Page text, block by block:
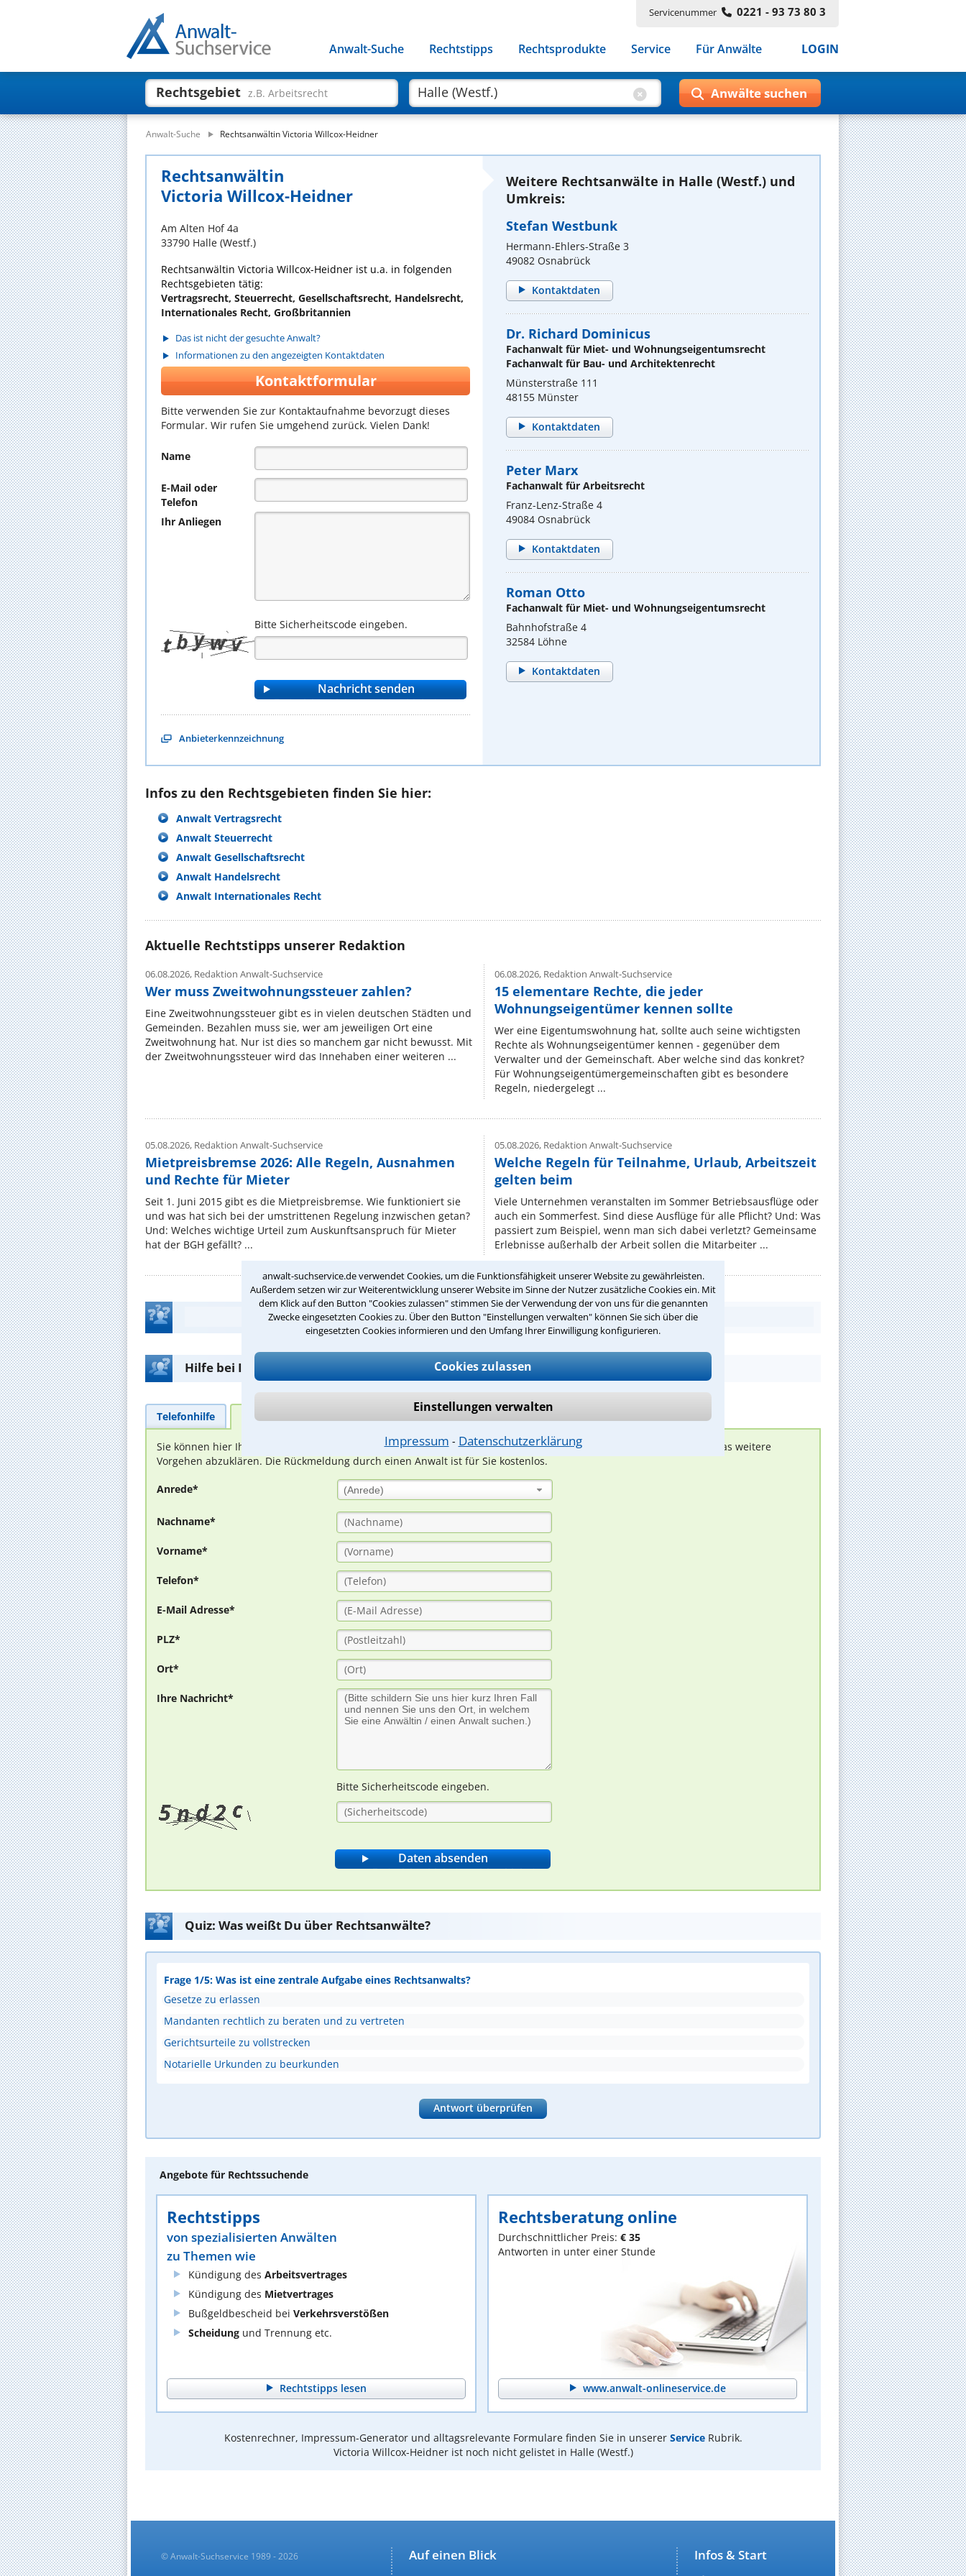
anwalt-suchservice.de verwendet Cookies, um die Funktionsfähigkeit unserer Website zu gewährleisten.
Außerdem setzen wir zur Weiterentwicklung unserer Website im Sinne der Nutzer zusätzliche Cookies ein. Mit
dem Klick auf den Button "Cookies zulassen" stimmen Sie der Verwendung der von uns für die genannten
Zwecke eingesetzten Cookies zu. Über den Button "Einstellungen verwalten" können Sie sich über die
eingesetzten Cookies informieren und den Umfang Ihrer Einwilligung konfigurieren.
Cookies zulassen
Einstellungen verwalten
Impressum ⁃ Datenschutzerklärung
Servicenummer 0221 - 93 73 80 3
Anwalt-Suche Rechtstipps Rechtsprodukte Service Für Anwälte LOGIN
Rechtsgebiet z.B. Arbeitsrecht
Anwalt-Suche Rechtsanwältin Victoria Willcox-Heidner
Rechtsanwältin
Victoria Willcox-Heidner
Am Alten Hof 4a
33790 Halle (Westf.)
Rechtsanwältin Victoria Willcox-Heidner ist u.a. in folgenden
Rechtsgebieten tätig:
Vertragsrecht, Steuerrecht, Gesellschaftsrecht, Handelsrecht,
Internationales Recht, Großbritannien
Das ist nicht der gesuchte Anwalt?
Informationen zu den angezeigten Kontaktdaten
Kontaktformular
Bitte verwenden Sie zur Kontaktaufnahme bevorzugt dieses
Formular. Wir rufen Sie umgehend zurück. Vielen Dank!
Name
E-Mail oder
Telefon
Ihr Anliegen
Bitte Sicherheitscode eingeben.
Anbieterkennzeichnung
Weitere Rechtsanwälte in Halle (Westf.) und
Umkreis:
Stefan Westbunk
Hermann-Ehlers-Straße 3
49082 Osnabrück
Kontaktdaten
Dr. Richard Dominicus
Fachanwalt für Miet- und Wohnungseigentumsrecht
Fachanwalt für Bau- und Architektenrecht
Münsterstraße 111
48155 Münster
Kontaktdaten
Peter Marx
Fachanwalt für Arbeitsrecht
Franz-Lenz-Straße 4
49084 Osnabrück
Kontaktdaten
Roman Otto
Fachanwalt für Miet- und Wohnungseigentumsrecht
Bahnhofstraße 4
32584 Löhne
Kontaktdaten
Infos zu den Rechtsgebieten finden Sie hier:
Anwalt Vertragsrecht
Anwalt Steuerrecht
Anwalt Gesellschaftsrecht
Anwalt Handelsrecht
Anwalt Internationales Recht
Aktuelle Rechtstipps unserer Redaktion
06.08.2026, Redaktion Anwalt-Suchservice
Wer muss Zweitwohnungssteuer zahlen?
Eine Zweitwohnungssteuer gibt es in vielen deutschen Städten und
Gemeinden. Bezahlen muss sie, wer am jeweiligen Ort eine
Zweitwohnung hat. Nur ist dies so manchem gar nicht bewusst. Mit
der Zweitwohnungssteuer wird das Innehaben einer weiteren ...
06.08.2026,Redaktion Anwalt-Suchservice
15 elementare Rechte, die jeder
Wohnungseigentümer kennen sollte
Wer eine Eigentumswohnung hat, sollte auch seine wichtigsten
Rechte als Wohnungseigentümer kennen - gegenüber dem
Verwalter und der Gemeinschaft. Aber welche sind das konkret?
Für Wohnungseigentümergemeinschaften gibt es besondere
Regeln, niedergelegt ...
05.08.2026, Redaktion Anwalt-Suchservice
Mietpreisbremse 2026: Alle Regeln, Ausnahmen
und Rechte für Mieter
Seit 1. Juni 2015 gibt es die Mietpreisbremse. Wie funktioniert sie
und was hat sich bei der umstrittenen Regelung inzwischen getan?
Und: Welches wichtige Urteil zum Auskunftsanspruch für Mieter
hat der BGH gefällt? ...
05.08.2026,Redaktion Anwalt-Suchservice
Welche Regeln für Teilnahme, Urlaub, Arbeitszeit
gelten beim
Viele Unternehmen veranstalten im Sommer Betriebsausflüge oder
auch ein Sommerfest. Sind diese Ausflüge für alle Pflicht? Und: Was
passiert zum Beispiel, wenn man sich dabei verletzt? Gemeinsame
Erlebnisse außerhalb der Arbeit sollen die Mitarbeiter ...
Teste Dein Rechtswissen
Hilfe bei Ihrer Anwaltsuche?
Telefonhilfe Beratungsanfrage
Sie können hier Ihren Fall schildern. Anschließend werden sich spezialisierte Rechtsanwälte bei Ihnen melden, um das weitere
Vorgehen abzuklären. Die Rückmeldung durch einen Anwalt ist für Sie kostenlos.
Anrede* (Anrede)
Nachname*
Vorname*
Telefon*
E-Mail Adresse*
PLZ*
Ort*
Ihre Nachricht*
Bitte Sicherheitscode eingeben.
Quiz: Was weißt Du über Rechtsanwälte?
Frage 1/5: Was ist eine zentrale Aufgabe eines Rechtsanwalts?
Gesetze zu erlassen
Mandanten rechtlich zu beraten und zu vertreten
Gerichtsurteile zu vollstrecken
Notarielle Urkunden zu beurkunden
Antwort überprüfen
Angebote für Rechtssuchende
Rechtstipps
von spezialisierten Anwälten
zu Themen wie
Kündigung des Arbeitsvertrages
Kündigung des Mietvertrages
Bußgeldbescheid bei Verkehrsverstößen
Scheidung und Trennung etc.
Rechtstipps lesen
Rechtsberatung online
Durchschnittlicher Preis: € 35
Antworten in unter einer Stunde
www.anwalt-onlineservice.de
Kostenrechner, Impressum-Generator und alltagsrelevante Formulare finden Sie in unserer ServiceRubrik.
Victoria Willcox-Heidner ist noch nicht gelistet in Halle (Westf.)
Infos & Start
Auf einen Blick
© Anwalt-Suchservice 1989 - 2026